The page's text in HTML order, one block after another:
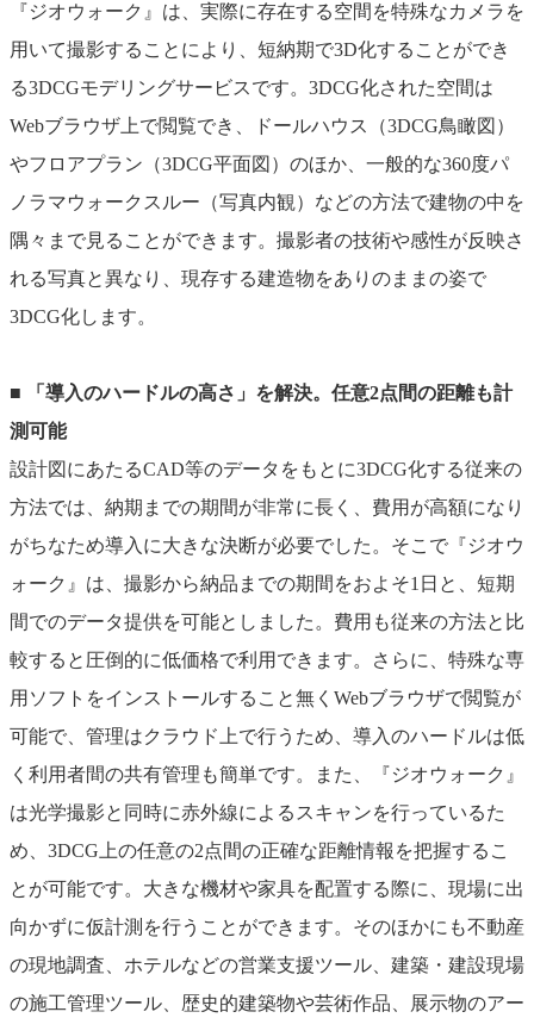
『ジオウォーク』は、実際に存在する空間を特殊なカメラを
用いて撮影することにより、短納期で3D化することができ
る3DCGモデリングサービスです。3DCG化された空間は
Webブラウザ上で閲覧でき、ドールハウス（3DCG鳥瞰図）
やフロアプラン（3DCG平面図）のほか、一般的な360度パ
ノラマウォークスルー（写真内観）などの方法で建物の中を
隅々まで見ることができます。撮影者の技術や感性が反映さ
れる写真と異なり、現存する建造物をありのままの姿で
3DCG化します。
■ 「導入のハードルの高さ」を解決。任意2点間の距離も計
測可能
設計図にあたるCAD等のデータをもとに3DCG化する従来の
方法では、納期までの期間が非常に長く、費用が高額になり
がちなため導入に大きな決断が必要でした。そこで『ジオウ
ォーク』は、撮影から納品までの期間をおよそ1日と、短期
間でのデータ提供を可能としました。費用も従来の方法と比
較すると圧倒的に低価格で利用できます。さらに、特殊な専
用ソフトをインストールすること無くWebブラウザで閲覧が
可能で、管理はクラウド上で行うため、導入のハードルは低
く利用者間の共有管理も簡単です。また、『ジオウォーク』
は光学撮影と同時に赤外線によるスキャンを行っているた
め、3DCG上の任意の2点間の正確な距離情報を把握するこ
とが可能です。大きな機材や家具を配置する際に、現場に出
向かずに仮計測を行うことができます。そのほかにも不動産
の現地調査、ホテルなどの営業支援ツール、建築・建設現場
の施工管理ツール、歴史的建築物や芸術作品、展示物のアー